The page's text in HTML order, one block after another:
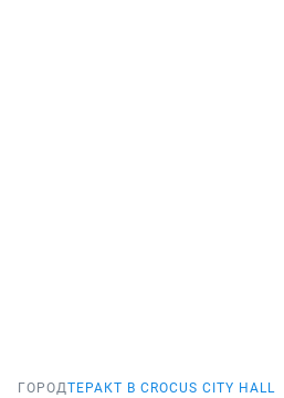
ГОРОДТЕРАКТ В CROCUS CITY HALL